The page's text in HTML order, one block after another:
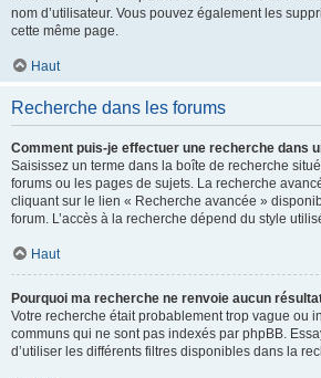
nom d’utilisateur. Vous pouvez également les
cette même page.
Haut
Recherche dans les forums
Comment puis-je effectuer une recherche dans
Saisissez un terme dans la boîte de recherche
forums ou les pages de sujets. La recherche
cliquant sur le lien « Recherche avancée »
forum. L’accès à la recherche dépend du style
Haut
Pourquoi ma recherche ne renvoie aucun
Votre recherche était probablement trop vague ou
communs qui ne sont pas indexés par phpBB.
d’utiliser les différents filtres disponibles dans la